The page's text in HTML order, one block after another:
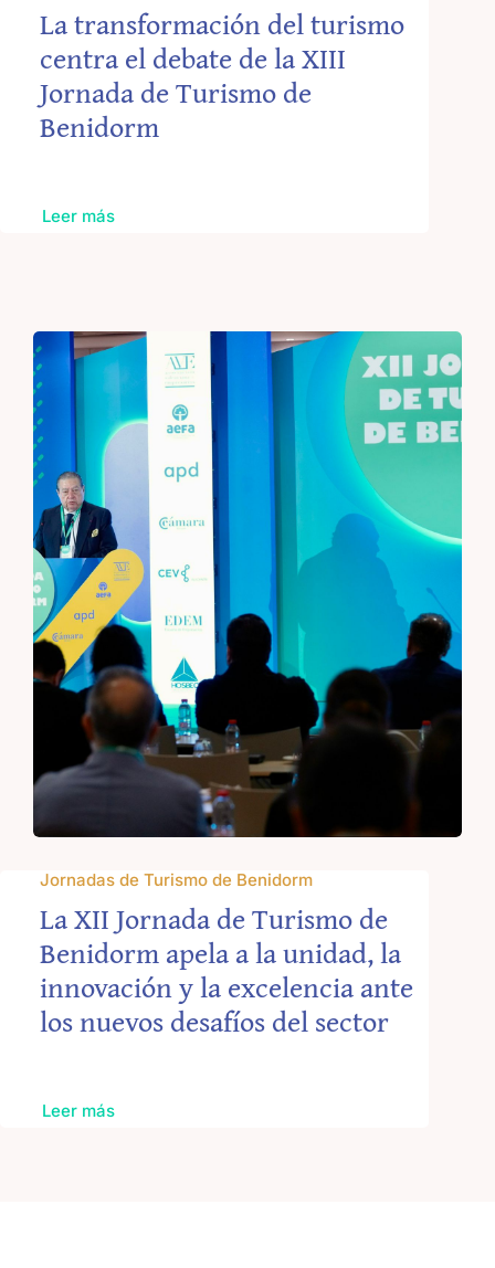
La transformación del turismo
centra el debate de la XIII
Jornada de Turismo de
Benidorm
Leer más
Jornadas de Turismo de Benidorm
La XII Jornada de Turismo de
Benidorm apela a la unidad, la
innovación y la excelencia ante
los nuevos desafíos del sector
Leer más